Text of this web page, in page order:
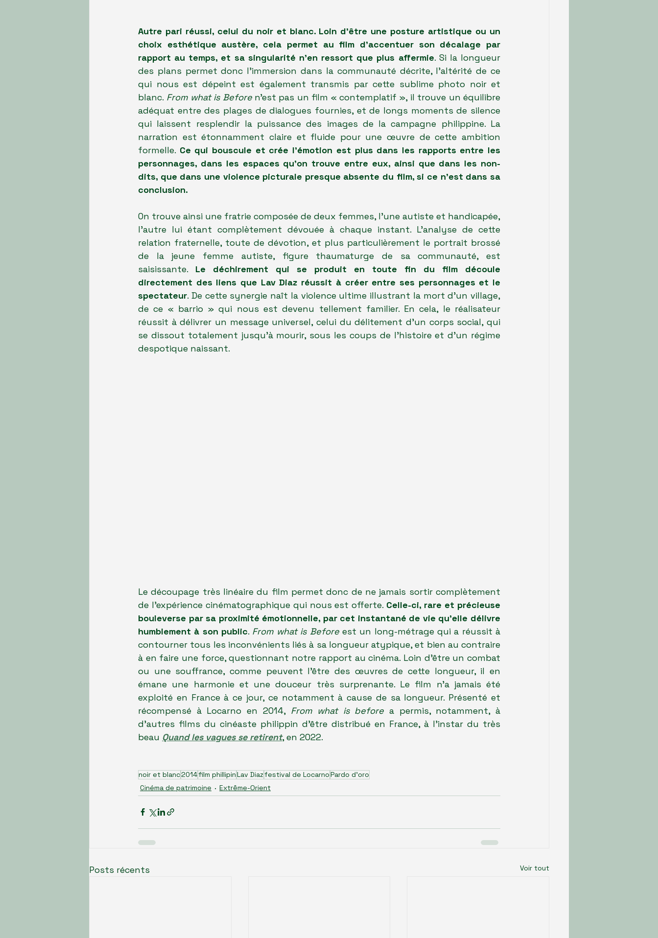
Autre pari réussi, celui du noir et blanc. Loin d'être une posture artistique ou un
choix esthétique austère, cela permet au film d'accentuer son décalage par
rapport au temps, et sa singularité n'en ressort que plus affermie. Si la longueur
des plans permet donc l'immersion dans la communauté décrite, l'altérité de ce
qui nous est dépeint est également transmis par cette sublime photo noir et
blanc. From what is Before n'est pas un film « contemplatif », il trouve un équilibre
adéquat entre des plages de dialogues fournies, et de longs moments de silence
qui laissent resplendir la puissance des images de la campagne philippine. La
narration est étonnamment claire et fluide pour une œuvre de cette ambition
formelle. Ce qui bouscule et crée l'émotion est plus dans les rapports entre les
personnages, dans les espaces qu'on trouve entre eux, ainsi que dans les non-
dits, que dans une violence picturale presque absente du film, si ce n'est dans sa
conclusion.
On trouve ainsi une fratrie composée de deux femmes, l'une autiste et handicapée,
l'autre lui étant complètement dévouée à chaque instant. L'analyse de cette
relation fraternelle, toute de dévotion, et plus particulièrement le portrait brossé
de la jeune femme autiste, figure thaumaturge de sa communauté, est
saisissante. Le déchirement qui se produit en toute fin du film découle
directement des liens que Lav Diaz réussit à créer entre ses personnages et le
spectateur. De cette synergie naît la violence ultime illustrant la mort d'un village,
de ce « barrio » qui nous est devenu tellement familier. En cela, le réalisateur
réussit à délivrer un message universel, celui du délitement d'un corps social, qui
se dissout totalement jusqu'à mourir, sous les coups de l'histoire et d'un régime
despotique naissant.
Le découpage très linéaire du film permet donc de ne jamais sortir complètement
de l'expérience cinématographique qui nous est offerte. Celle-ci, rare et précieuse
bouleverse par sa proximité émotionnelle, par cet instantané de vie qu'elle délivre
humblement à son public. From what is Before est un long-métrage qui a réussit à
contourner tous les inconvénients liés à sa longueur atypique, et bien au contraire
à en faire une force, questionnant notre rapport au cinéma. Loin d'être un combat
ou une souffrance, comme peuvent l'être des œuvres de cette longueur, il en
émane une harmonie et une douceur très surprenante. Le film n'a jamais été
exploité en France à ce jour, ce notamment à cause de sa longueur. Présenté et
récompensé à Locarno en 2014, From what is before a permis, notamment, à
d'autres films du cinéaste philippin d'être distribué en France, à l'instar du très
beau Quand les vagues se retirent, en 2022.
noir et blanc2014film phillipinLav Diazfestival de LocarnoPardo d'oro
Cinéma de patrimoine
Extrême-Orient
Posts récents Voir tout